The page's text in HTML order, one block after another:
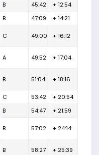
B 45:42
+ 12:54
B 47:09 + 14:21
C 49:00 + 16:12
A 49:52 + 17:04
B 51:04 + 18:16
C 53:42
+ 20:54
B 54:47 + 21:59
B 57:02 + 24:14
B 58:27 + 25:39